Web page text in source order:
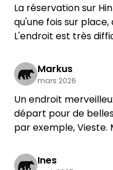
La réservation sur
qu'une fois sur
L'endroit est très
surtout par mauvais
l'on a une bonne
site est très
sympathiques. Nous
calme, à l'exception
avec une vue
le tabac, la caféine,
Markus
mars 2026
Un endroit
départ pour de
par exemple, Vieste.
Ines